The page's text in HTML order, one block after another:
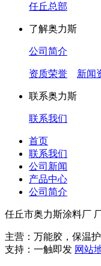
任丘总部
了解奥力斯
公司简介
资质荣誉 新闻
联系奥力斯
联系我们
首页
联系我们
公司新闻
产品中心
公司简介
任丘市奥力斯涂料厂
主营：万能胶，保温
支持：一触即发 网站